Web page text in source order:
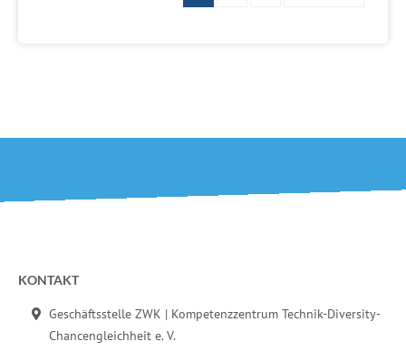
Fußbereich der Seite
KONTAKT
Geschäftsstelle ZWK | Kompetenzzentrum Technik-Diversity-
Chancengleichheit e. V.